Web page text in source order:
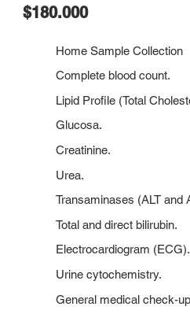
$180.000
Home Sample Collection
Complete blood count.
Lipid Profile (Total
Glucosa.
Creatinine.
Urea.
Transaminases (ALT and
Total and direct bilirubin.
Electrocardiogram (ECG).
Urine cytochemistry.
General medical check-